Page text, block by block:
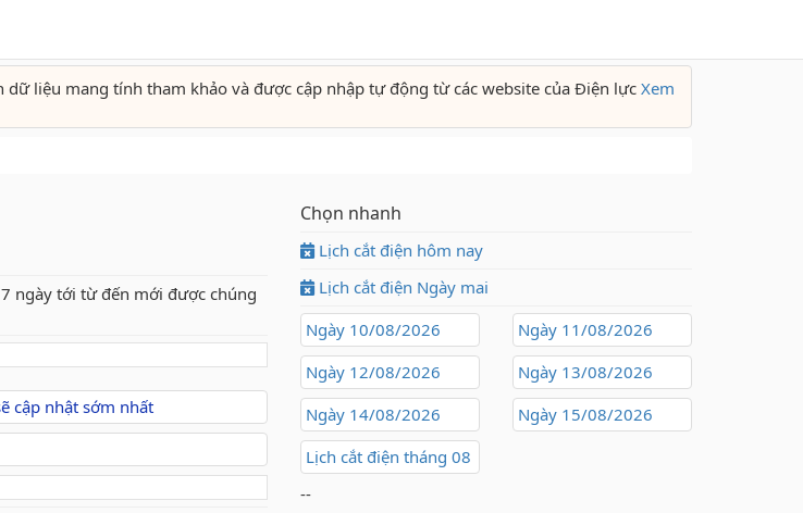
liệu mang tính tham khảo và được cập nhập tự động từ các website của Điện lực Xem
ngày tới từ đến mới được chúng
cập nhật sớm nhất
Chọn nhanh
Lịch cắt điện hôm nay
Lịch cắt điện Ngày mai
Ngày 10/08/2026
Ngày 11/08/2026
Ngày 12/08/2026
Ngày 13/08/2026
Ngày 14/08/2026
Ngày 15/08/2026
Lịch cắt điện tháng 08
--